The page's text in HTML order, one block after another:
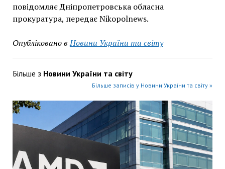
повідомляє Дніпропетровська обласна
прокуратура, передає Nikopolnews.
Опубліковано в Новини України та світу
Більше з Новини України та світу
Більше записів у Новини України та світу »